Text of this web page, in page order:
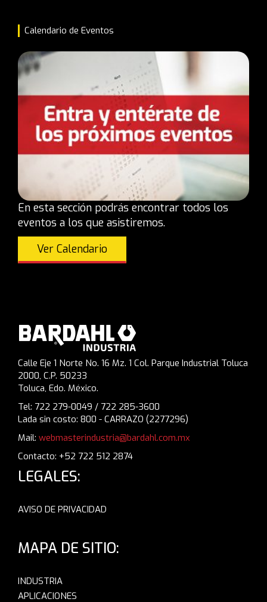
Calendario de Eventos
En esta sección podrás encontrar todos los
eventos a los que asistiremos.
Ver Calendario
Calle Eje 1 Norte No. 16 Mz. 1 Col. Parque Industrial Toluca
2000, C.P. 50233
Toluca, Edo. México.
Tel: 722 279-0049 / 722 285-3600
Lada sin costo: 800 - CARRAZO (2277296)
Mail: webmasterindustria@bardahl.com.mx
Contacto: +52 722 512 2874
LEGALES:
AVISO DE PRIVACIDAD
MAPA DE SITIO:
INDUSTRIA
APLICACIONES